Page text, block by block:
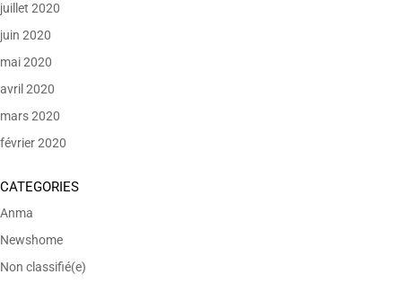
juillet 2020
juin 2020
mai 2020
avril 2020
mars 2020
février 2020
CATEGORIES
Anma
Newshome
Non classifié(e)